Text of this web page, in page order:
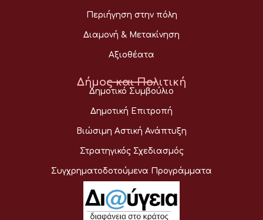
Περιήγηση στην πόλη
Διαμονή & Μετακίνηση
Αξιοθέατα
Δήμος και Πολιτική
Δημοτικό Συμβούλιο
Δημοτική Επιτροπή
Βιώσιμη Αστική Ανάπτυξη
Στρατηγικός Σχεδιασμός
Συγχρηματοδοτούμενα Προγράμματα